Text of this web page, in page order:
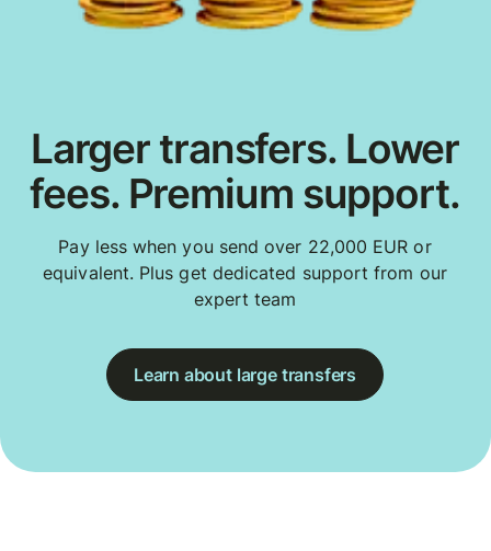
Larger transfers. Lower
fees. Premium support.
Pay less when you send over 22,000 EUR or
equivalent. Plus get dedicated support from our
expert team
Learn about large transfers